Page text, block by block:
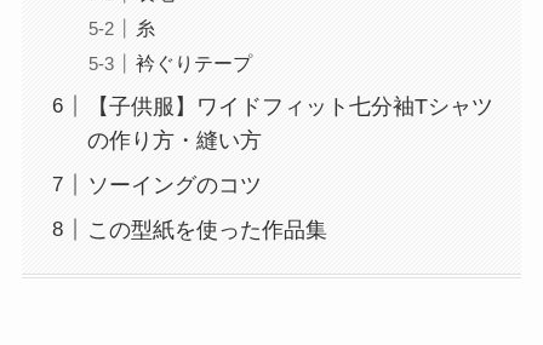
糸
衿ぐりテープ
【子供服】ワイドフィット七分袖Tシャツ
の作り方・縫い方
ソーイングのコツ
この型紙を使った作品集